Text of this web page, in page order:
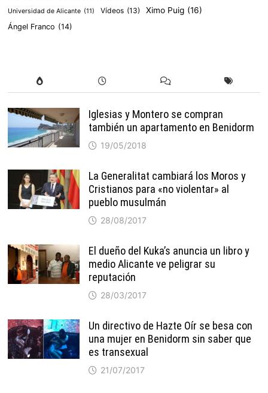
Universidad de Alicante (11) Vídeos (13) Ximo Puig (16)
Ángel Franco (14)
Iglesias y Montero se compran
también un apartamento en Benidorm
19/05/2018
La Generalitat cambiará los Moros y
Cristianos para «no violentar» al
pueblo musulmán
28/08/2017
El dueño del Kuka’s anuncia un libro y
medio Alicante ve peligrar su
reputación
28/03/2017
Un directivo de Hazte Oír se besa con
una mujer en Benidorm sin saber que
es transexual
21/07/2017